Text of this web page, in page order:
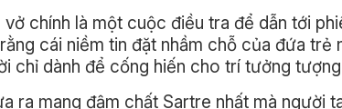
chính là một cuộc điều tra để dẫn tới
cái niềm tin đặt nhầm chỗ của đứa trẻ
chỉ dành để cống hiến cho trí tưởng
ra mang đậm chất Sartre nhất mà người